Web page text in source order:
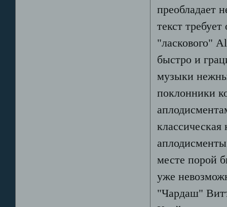
преобладает
текст
"ласкового"
быстро и
музыки
поклонники
классическая
месте порой
уже
"Чардаш"